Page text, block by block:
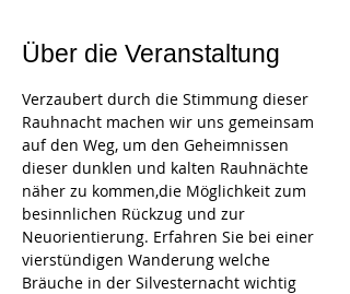
Über die Veranstaltung
Verzaubert durch die Stimmung dieser
Rauhnacht machen wir uns gemeinsam
auf den Weg, um den Geheimnissen
dieser dunklen und kalten Rauhnächte
näher zu kommen,die Möglichkeit zum
besinnlichen Rückzug und zur
Neuorientierung. Erfahren Sie bei einer
vierstündigen Wanderung welche
Bräuche in der Silvesternacht wichtig